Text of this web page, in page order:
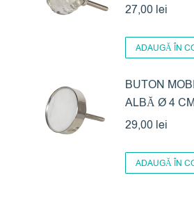
27,00 lei
ADAUGĂ ÎN
BUTON
ALBĂ Ø 4
29,00 lei
ADAUGĂ ÎN